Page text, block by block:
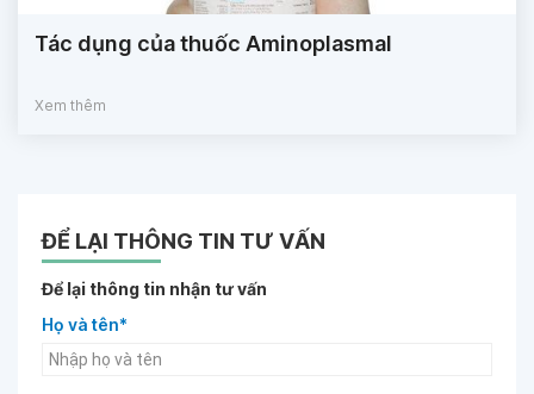
Tác dụng của thuốc Aminoplasmal
Xem thêm
ĐỂ LẠI THÔNG TIN TƯ VẤN
Để lại thông tin nhận tư vấn
Họ và tên*